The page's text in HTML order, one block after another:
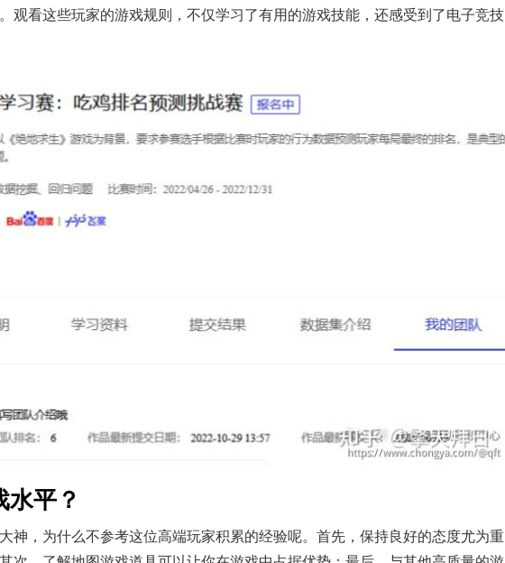
观看这些玩家的游戏规则，不仅学习了有用的游戏技能，还感受到了电子竞技
平？
神，为什么不参考这位高端玩家积累的经验呢。首先，保持良好的态度尤为重